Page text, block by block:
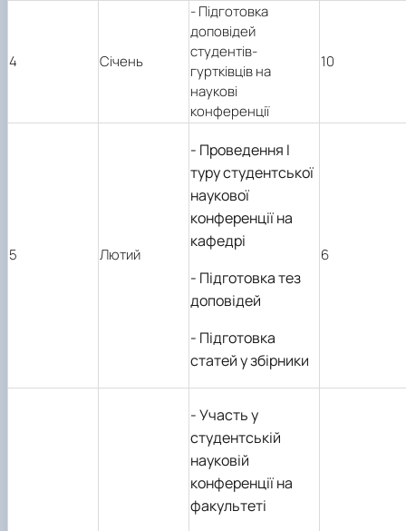
4 Січень
- Підготовка
доповідей
студентів-
гуртківців на
наукові
конференції
10
5 Лютий
- Проведення І
туру студентської
наукової
конференції на
кафедрі
- Підготовка тез
доповідей
- Підготовка
статей у збірники
6
- Участь у
студентській
науковій
конференції на
факультеті